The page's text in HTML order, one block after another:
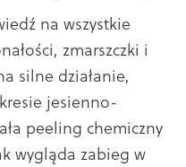
na wszystkie
zmarszczki i
silne działanie,
jesienno-
peeling chemiczny
wygląda zabieg w